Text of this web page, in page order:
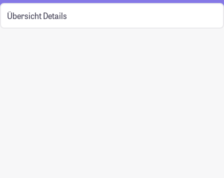
Übersicht Details